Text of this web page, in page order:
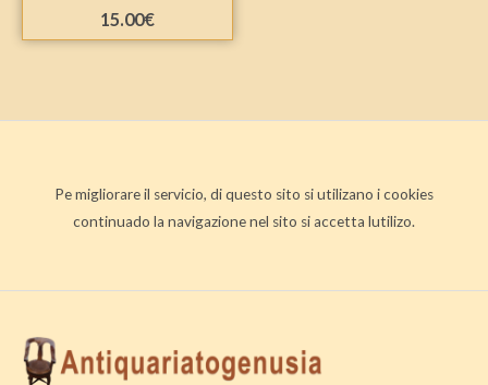
15.00€
Pe migliorare il servicio, di questo sito si utilizano i cookies
continuado la navigazione nel sito si accetta lutilizo.